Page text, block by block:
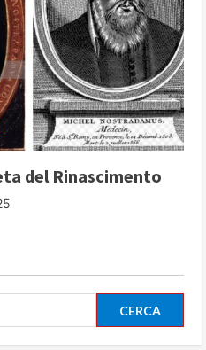
del Rinascimento